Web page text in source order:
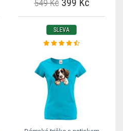
549 Kč399 Kč
SLEVA